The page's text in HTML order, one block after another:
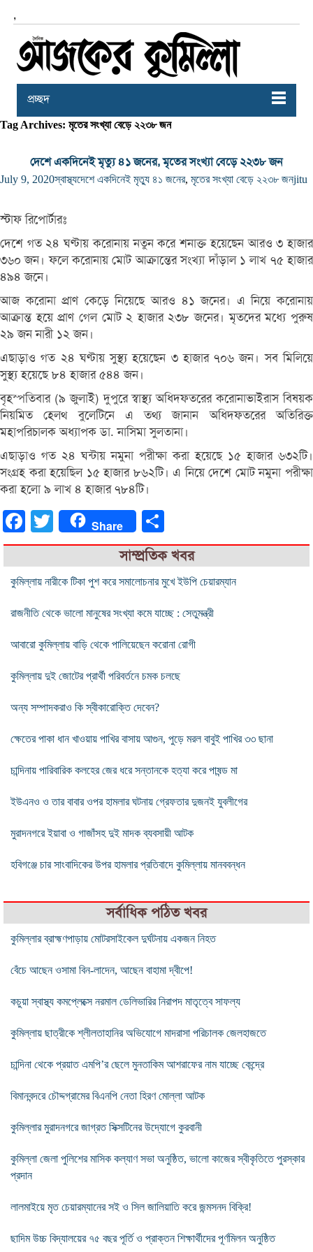
,
প্রচ্ছদ
Tag Archives: মৃতের সংখ্যা বেড়ে ২২৩৮ জন
দেশে একদিনেই মৃত্যু ৪১ জনের, মৃতের সংখ্যা বেড়ে ২২৩৮ জন
July 9, 2020স্বাস্থ্যদেশে একদিনেই মৃত্যু ৪১ জনের, মৃতের সংখ্যা বেড়ে ২২৩৮ জনjitu
স্টাফ রিপোর্টারঃ
দেশে গত ২৪ ঘণ্টায় করোনায় নতুন করে শনাক্ত হয়েছেন আরও ৩ হাজার
৩৬০ জন। ফলে করোনায় মোট আক্রান্তের সংখ্যা দাঁড়াল ১ লাখ ৭৫ হাজার
৪৯৪ জনে।
আজ করোনা প্রাণ কেড়ে নিয়েছে আরও ৪১ জনের। এ নিয়ে করোনায়
আক্রান্ত হয়ে প্রাণ গেল মোট ২ হাজার ২৩৮ জনের। মৃতদের মধ্যে পুরুষ
২৯ জন নারী ১২ জন।
এছাড়াও গত ২৪ ঘণ্টায় সুস্থ্য হয়েছেন ৩ হাজার ৭০৬ জন। সব মিলিয়ে
সুস্থ্য হয়েছে ৮৪ হাজার ৫৪৪ জন।
বৃহস্পতিবার (৯ জুলাই) দুপুরে স্বাস্থ্য অধিদফতরের করোনাভাইরাস বিষয়ক
নিয়মিত হেলথ বুলেটিনে এ তথ্য জানান অধিদফতরের অতিরিক্ত
মহাপরিচালক অধ্যাপক ডা. নাসিমা সুলতানা।
এছাড়াও গত ২৪ ঘন্টায় নমুনা পরীক্ষা করা হয়েছে ১৫ হাজার ৬৩২টি।
সংগ্রহ করা হয়েছিল ১৫ হাজার ৮৬২টি। এ নিয়ে দেশে মোট নমুনা পরীক্ষা
করা হলো ৯ লাখ ৪ হাজার ৭৮৪টি।
FacebookTwitter Share
সাম্প্রতিক খবর
কুমিল্লায় নারীকে টিকা পুশ করে সমালোচনার মুখে ইউপি চেয়ারম্যান
রাজনীতি থেকে ভালো মানুষের সংখ্যা কমে যাচ্ছে : সেতুমন্ত্রী
আবারো কুমিল্লায় বাড়ি থেকে পালিয়েছেন করোনা রোগী
কুমিল্লায় দুই জোটের প্রার্থী পরিবর্তনে চমক চলছে
অন্য সম্পাদকরাও কি স্বীকারোক্তি দেবেন?
ক্ষেতের পাকা ধান খাওয়ায় পাখির বাসায় আগুন, পুড়ে মরল বাবুই পাখির ৩৩ ছানা
চান্দিনায় পারিবারিক কলহের জের ধরে সন্তানকে হত্যা করে পাষন্ড মা
ইউএনও ও তার বাবার ওপর হামলার ঘটনায় গ্রেফতার দুজনই যুবলীগের
মুরাদনগরে ইয়াবা ও গাজাঁসহ দুই মাদক ব্যবসায়ী আটক
হবিগঞ্জে চার সাংবাদিকের উপর হামলার প্রতিবাদে কুমিল্লায় মানববন্ধন
সর্বাধিক পঠিত খবর
কুমিল্লার ব্রাহ্মণপাড়ায় মোটরসাইকেল দুর্ঘটনায় একজন নিহত
বেঁচে আছেন ওসামা বিন-লাদেন, আছেন বাহামা দ্বীপে!
কচুয়া স্বাস্থ্য কমপ্লেক্সে নরমাল ডেলিভারির নিরাপদ মাতৃত্বে সাফল্য
কুমিল্লায় ছাত্রীকে শ্লীলতাহানির অভিযোগে মাদরাসা পরিচালক জেলহাজতে
চান্দিনা থেকে প্রয়াত এমপি’র ছেলে মুনতাকিম আশরাফের নাম যাচ্ছে কেন্দ্রে
বিমানবন্দরে চৌদ্দগ্রামের বিএনপি নেতা হিরণ মোল্লা আটক
কুমিল্লার মুরাদনগরে জাগ্রত সিক্সটিনের উদ্যোগে কুরবানী
কুমিল্লা জেলা পুলিশের মাসিক কল্যাণ সভা অনুষ্ঠিত, ভালো কাজের স্বীকৃতিতে পুরস্কার
প্রদান
লালমাইয়ে মৃত চেয়ারম্যানের সই ও সিল জালিয়াতি করে জন্মসনদ বিক্রি!
ছাদিম উচ্চ বিদ্যালয়ের ৭৫ বছর পূর্তি ও প্রাক্তন শিক্ষার্থীদের পূর্ণমিলন অনুষ্ঠিত